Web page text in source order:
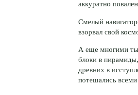
аккуратно
Смелый
взорвал свой
А еще многими
блоки в пирамиды,
древних в
потешались